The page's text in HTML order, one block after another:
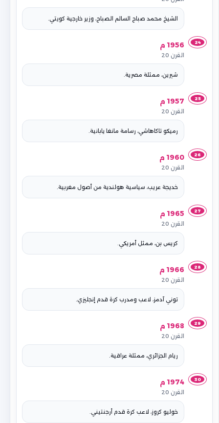
الشيخ محمد صباح السالم الصباح، وزير خارجية كويتي.
24 1956 م
القرن 20
شيرين، ممثلة مصرية.
25 1957 م
القرن 20
رميكو تاكاهاشي، رسامة مانغا يابانية.
26 1960 م
القرن 20
خديجة عريب، سياسية هولندية من أصول مغربية.
27 1965 م
القرن 20
كريس بن، ممثل أمريكي.
28 1966 م
القرن 20
توني آدمز، لاعب ومدرب كرة قدم إنجليزي.
29 1968 م
القرن 20
ريام الجزائري، ممثلة عراقية.
30 1974 م
القرن 20
خوليو كروز، لاعب كرة قدم أرجنتيني.